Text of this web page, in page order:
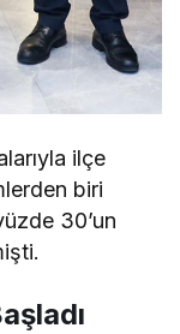
ilçe
biri
30’un